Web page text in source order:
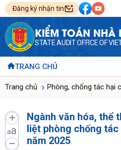
Đăng ký nhận tin
KIỂM TOÁN NHÀ
STATE AUDIT OFFICE OF
TRANG CHỦ
Trang chủ Phòng, chống tác hại
aa
Ngành văn hóa, thể
liệt phòng chống
năm 2025